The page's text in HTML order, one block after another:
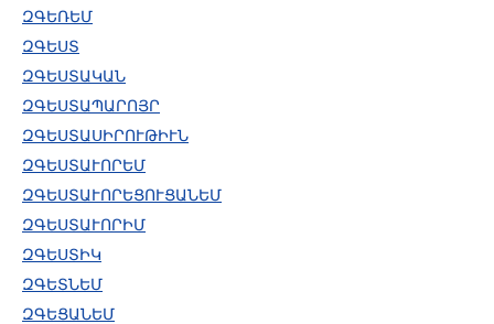
ԶԳԵՌԵՄ
ԶԳԵՍՏ
ԶԳԵՍՏԱԿԱՆ
ԶԳԵՍՏԱՊԱՐՈՅՐ
ԶԳԵՍՏԱՍԻՐՈՒԹԻՒՆ
ԶԳԵՍՏԱՒՈՐԵՄ
ԶԳԵՍՏԱՒՈՐԵՑՈՒՑԱՆԵՄ
ԶԳԵՍՏԱՒՈՐԻՄ
ԶԳԵՍՏԻԿ
ԶԳԵՏՆԵՄ
ԶԳԵՑԱՆԵՄ